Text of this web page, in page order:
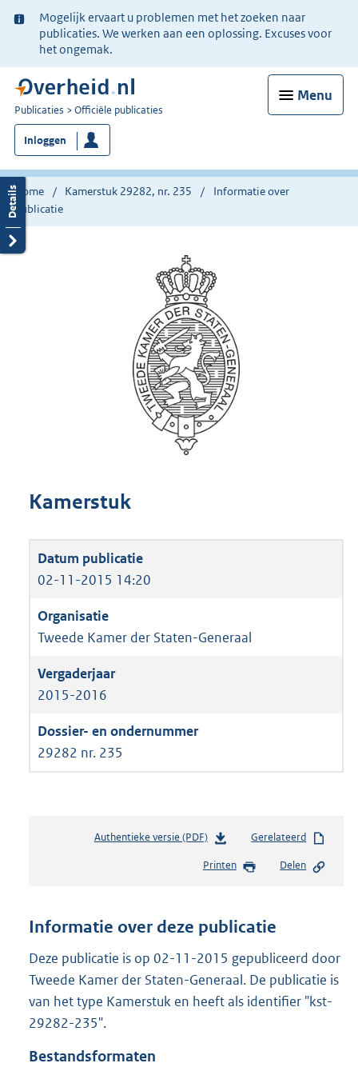
Ter
informatie:
Mogelijk ervaart u problemen met het zoeken naar
publicaties. We werken aan een oplossing. Excuses voor
het ongemak.
Menu
U
bent
nu
hier:
Publicaties Officiële publicaties
Inloggen
Home Kamerstuk 29282, nr. 235
Informatie over
publicatie
Kamerstuk
02-11-2015 14:20
Tweede Kamer der Staten-Generaal
2015-2016
29282 nr. 235
Authentieke versie (PDF)b
s
n
s
r
o
Gerelateerd
Printen Delen
Informatie over deze publicatie
Deze publicatie is op 02-11-2015 gepubliceerd door
Tweede Kamer der Staten-Generaal. De publicatie is
van het type Kamerstuk en heeft als identifier "kst-
29282-235".
Bestandsformaten